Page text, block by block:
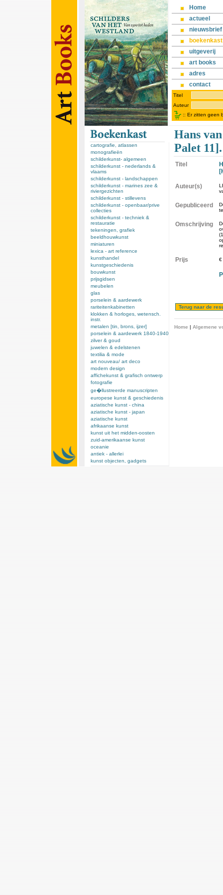
Home
actueel
nieuwsbrief
boekenkast
uitgeverij
art books
adres
contact
Titel
Auteur
:: Er zitten geen
cartografie, atlassen
monografieën
schilderkunst- algemeen
schilderkunst - nederlands &
vlaams
schilderkunst - landschappen
schilderkunst - marines zee &
riviergezichten
schilderkunst - stillevens
schilderkunst - openbaar/prive
collecties
schilderkunst - techniek &
restauratie
tekeningen, grafiek
beeldhouwkunst
miniaturen
lexica - art reference
kunsthandel
kunstgeschiedenis
bouwkunst
prijsgidsen
meubelen
glas
porselein & aardewerk
rariteitenkabinetten
klokken & horloges, wetensch.
instr.
metalen [tin, brons, ijzer]
porselein & aardewerk 1840-1940
zilver & goud
juwelen & edelstenen
textilia & mode
art nouveau/ art deco
modern design
affichekunst & grafisch ontwerp
fotografie
ge�llustreerde manuscripten
europese kunst & geschiedenis
aziatische kunst - china
aziatische kunst - japan
aziatische kunst
afrikaanse kunst
kunst uit het midden-oosten
zuid-amerikaanse kunst
oceanie
antiek - allerlei
kunst objecten, gadgets
Hans
Palet 11].
Titel
Auteur(s)
Gepubliceerd
Omschrijving
Prijs €
Home | Algemene